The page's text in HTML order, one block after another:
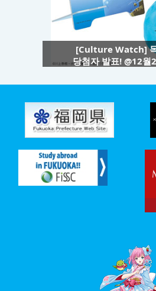
[Culture Watch]
당첨자 발표! @12월